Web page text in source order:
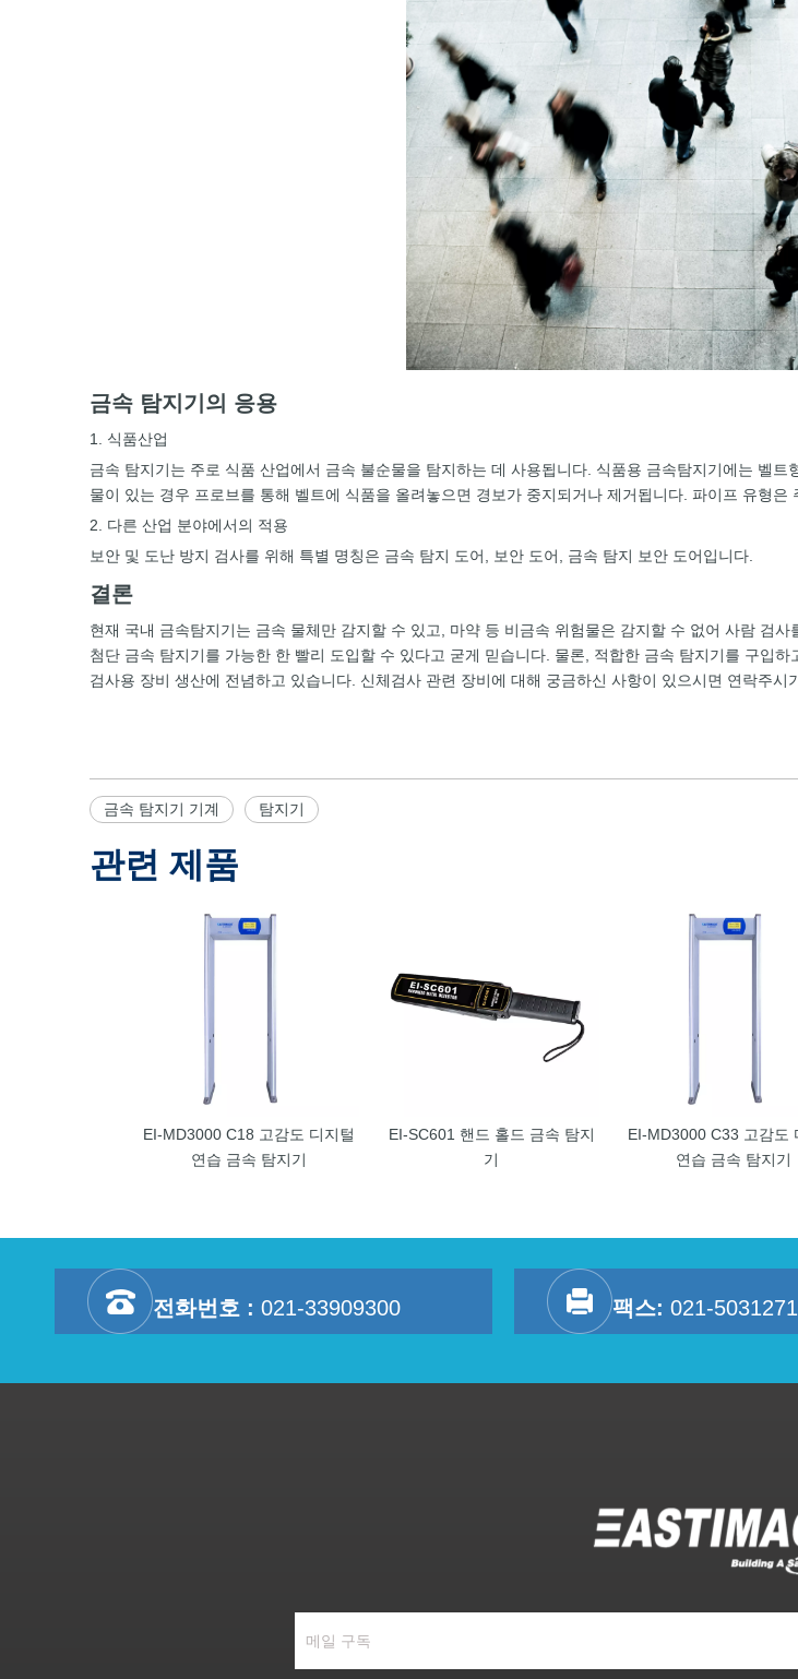
금속 탐지기의 응용
1. 식품산업
금속 탐지기는 주로 식품 산업에서 금속 불순물을 탐지하는 데 사용됩니다. 식품용 금속탐지기에는 벨
물이 있는 경우 프로브를 통해 벨트에 식품을 올려놓으면 경보가 중지되거나 제거됩니다. 파이프 유형
2. 다른 산업 분야에서의 적용
보안 및 도난 방지 검사를 위해 특별 명칭은 금속 탐지 도어, 보안 도어, 금속 탐지 보안 도어입니다.
결론
현재 국내 금속탐지기는 금속 물체만 감지할 수 있고, 마약 등 비금속 위험물은 감지할 수 없어 사람 검
첨단 금속 탐지기를 가능한 한 빨리 도입할 수 있다고 굳게 믿습니다. 물론, 적합한 금속 탐지기를 구입
검사용 장비 생산에 전념하고 있습니다. 신체검사 관련 장비에 대해 궁금하신 사항이 있으시면 연락주시
금속 탐지기 기계 탐지기
관련 제품
EI-MD3000 C18 고감도 디지털
연습 금속 탐지기
EI-SC601 핸드 홀드 금속 탐지
기
EI-MD3000 C33 고감도
연습 금속 탐지기
전화번호 : 021-33909300 팩스: 021-